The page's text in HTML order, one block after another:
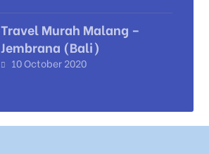
Travel Murah Malang –
Jembrana (Bali)
10 October 2020